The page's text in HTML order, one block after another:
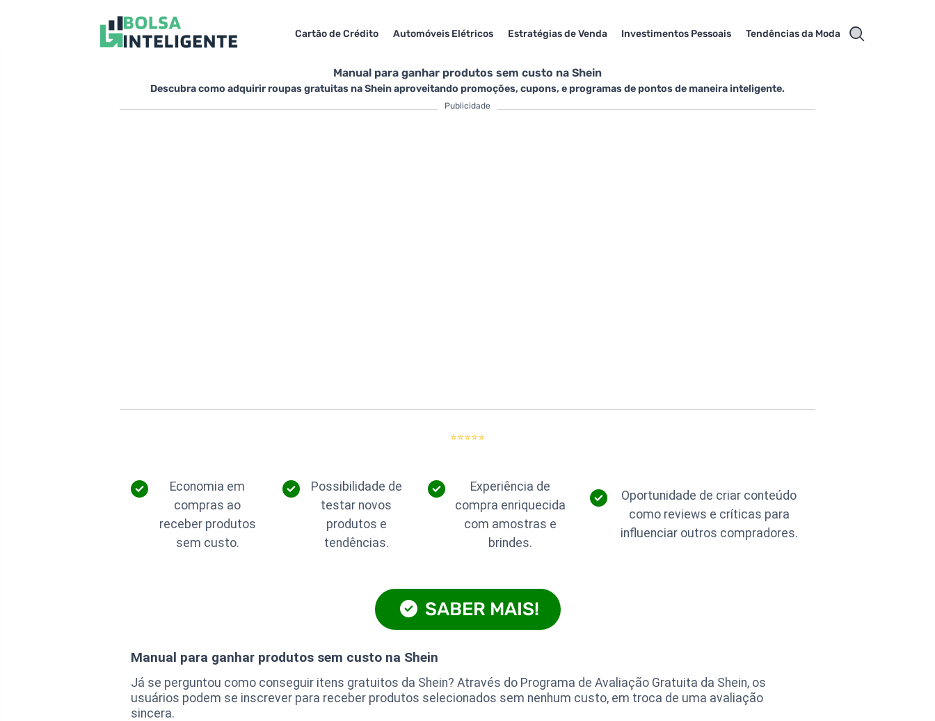
Cartão de Crédito Automóveis Elétricos Estratégias de Venda Investimentos Pessoais Tendências da Moda
Manual para ganhar produtos sem custo na Shein
Descubra como adquirir roupas gratuitas na Shein aproveitando promoções, cupons, e programas de pontos de maneira inteligente.
Publicidade
⭐⭐⭐⭐⭐
Economia em
compras ao
receber produtos
sem custo.
Possibilidade de
testar novos
produtos e
tendências.
Experiência de
compra enriquecida
com amostras e
brindes.
Oportunidade de criar conteúdo
como reviews e críticas para
influenciar outros compradores.
SABER MAIS!
Manual para ganhar produtos sem custo na Shein
Já se perguntou como conseguir itens gratuitos da Shein? Através do Programa de Avaliação Gratuita da Shein, os
usuários podem se inscrever para receber produtos selecionados sem nenhum custo, em troca de uma avaliação
sincera.